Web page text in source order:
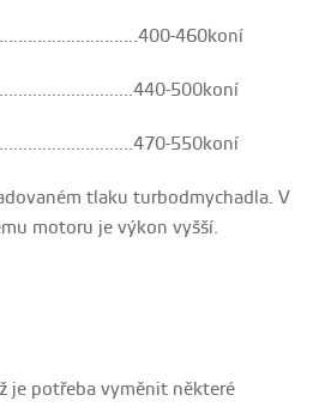
460koní
500koní
550koní
tlaku turbodmychadla. V
motoru je výkon vyšší.
je potřeba vyměnit některé